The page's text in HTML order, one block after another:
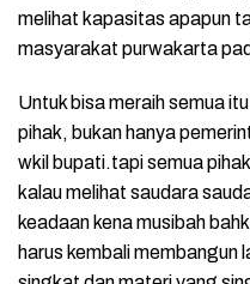
melihat kapasitas apapun
masyarakat purwakarta
Untuk bisa meraih semua
pihak, bukan hanya
wkil bupati.tapi semua
kalau melihat saudara
keadaan kena musibah
harus kembali membangun